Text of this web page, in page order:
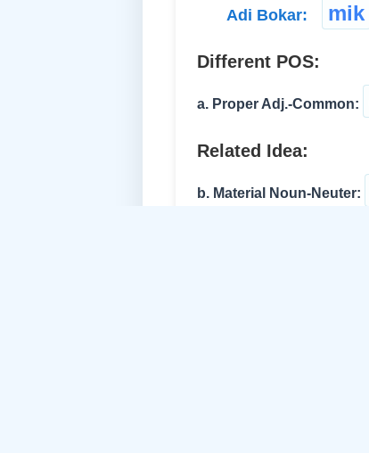
Adi Bokar: mik
Different POS:
a. Proper Adj.-Common:
Related Idea:
b. Material Noun-Neuter: